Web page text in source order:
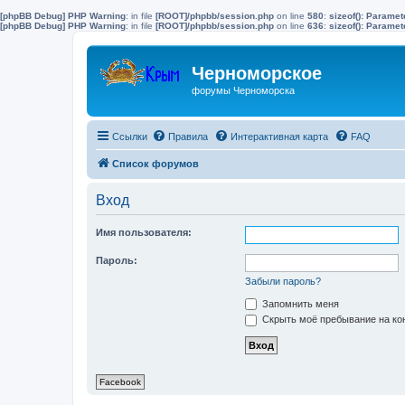
[phpBB Debug] PHP Warning: in file [ROOT]/phpbb/session.php on line 580: sizeof():
[phpBB Debug] PHP Warning: in file [ROOT]/phpbb/session.php on line 636: sizeof():
Черноморское
форумы Черноморска
Ссылки Правила Интерактивная карта FAQ
Список форумов
Вход
Имя пользователя:
Пароль:
Забыли пароль?
Запомнить меня
Скрыть моё пребывание на
Facebook